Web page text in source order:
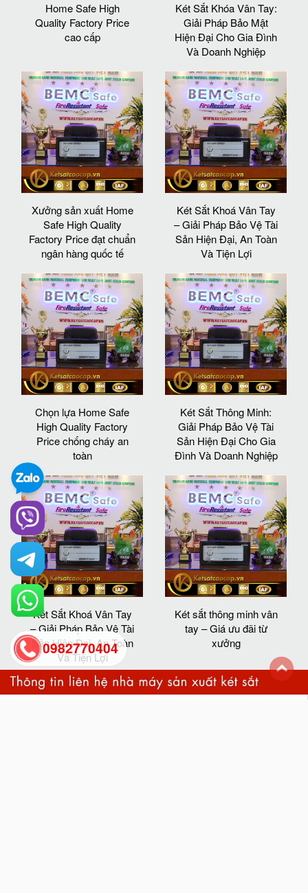
Home Safe High
Quality Factory Price
cao cấp
Két Sắt Khóa Vân Tay:
Giải Pháp Bảo Mật
Hiện Đại Cho Gia Đình
Và Doanh Nghiệp
Xưởng sản xuất Home
Safe High Quality
Factory Price đạt chuẩn
ngân hàng quốc tế
Két Sắt Khoá Vân Tay
– Giải Pháp Bảo Vệ Tài
Sản Hiện Đại, An Toàn
Và Tiện Lợi
Chọn lựa Home Safe
High Quality Factory
Price chống cháy an
toàn
Két Sắt Thông Minh:
Giải Pháp Bảo Vệ Tài
Sản Hiện Đại Cho Gia
Đình Và Doanh Nghiệp
Két Sắt Khoá Vân Tay
– Giải Pháp Bảo Vệ Tài
Sản Hiện Đại, An Toàn
Và Tiện Lợi
Két sắt thông minh vân
tay – Giá ưu đãi từ
xưởng
0982770404
back